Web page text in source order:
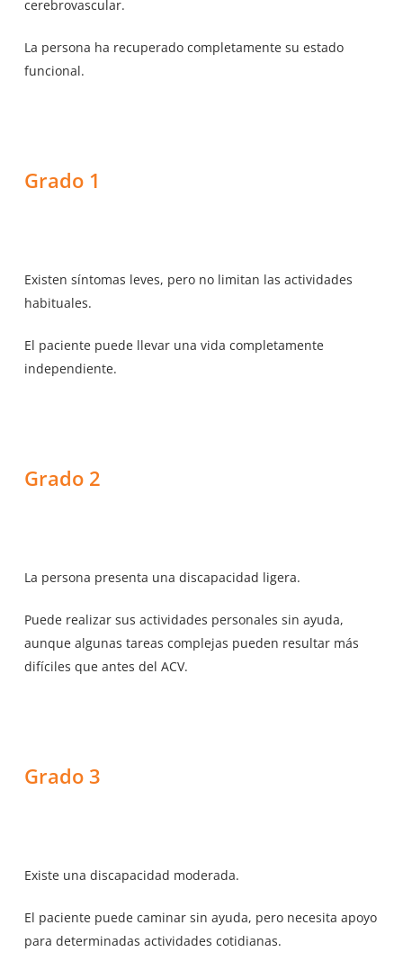
cerebrovascular.
La persona ha recuperado completamente su estado
funcional.
Grado 1
Existen síntomas leves, pero no limitan las actividades
habituales.
El paciente puede llevar una vida completamente
independiente.
Grado 2
La persona presenta una discapacidad ligera.
Puede realizar sus actividades personales sin ayuda,
aunque algunas tareas complejas pueden resultar más
difíciles que antes del ACV.
Grado 3
Existe una discapacidad moderada.
El paciente puede caminar sin ayuda, pero necesita apoyo
para determinadas actividades cotidianas.